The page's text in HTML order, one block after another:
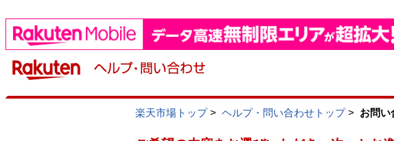
楽天市場トップ> ヘルプ・問い合わせトップ> お問い